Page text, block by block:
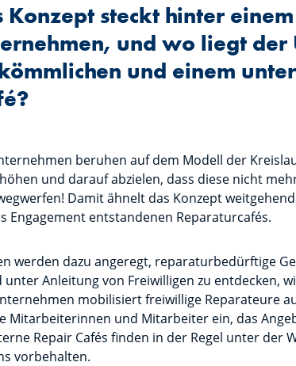
Konzept steckt hinter
und wo liegt der
und einem
beruhen auf dem Modell der
und darauf abzielen, dass diese nicht
Damit ähnelt das Konzept
Engagement entstandenen Reparaturcafés.
werden dazu angeregt, reparaturbedürftige
Anleitung von Freiwilligen zu entdecken,
mobilisiert freiwillige Reparateure
Mitarbeiterinnen und Mitarbeiter ein, das
Repair Cafés finden in der Regel unter der
vorbehalten.